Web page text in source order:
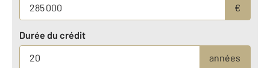
€
Durée du crédit
années